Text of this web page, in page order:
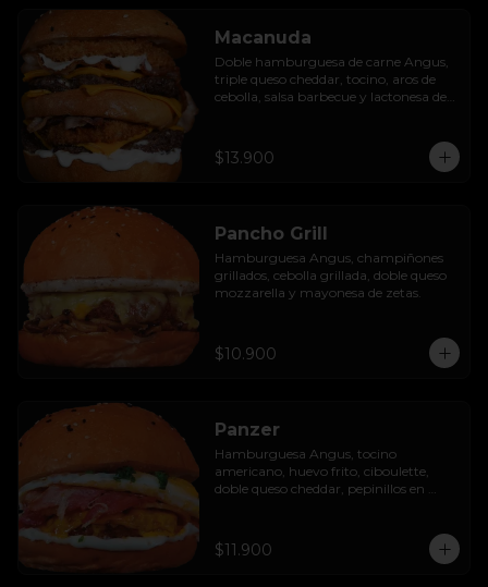
Macanuda
Doble hamburguesa de carne Angus,
triple queso cheddar, tocino, aros de
cebolla, salsa barbecue y lactonesa de
$13.900
Pancho Grill
Hamburguesa Angus, champiñones
grillados, cebolla grillada, doble queso
mozzarella y mayonesa de zetas.
$10.900
Panzer
Hamburguesa Angus, tocino
americano, huevo frito, ciboulette,
doble queso cheddar, pepinillos en
$11.900